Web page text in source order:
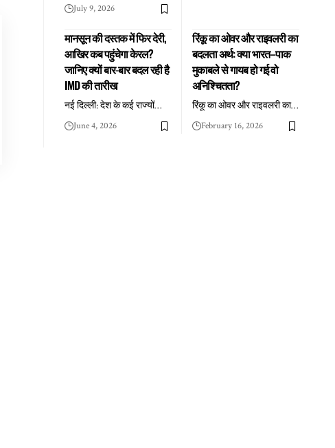
July 9, 2026
मानसून की दस्तक में फिर देरी,
आखिर कब पहुंचेगा केरल?
जानिए क्यों बार-बार बदल रही है
IMD की तारीख
नई दिल्ली: देश के कई राज्यों…
June 4, 2026
रिंकू का ओवर और राइवलरी का
बदलता अर्थ: क्या भारत–पाक
मुकाबले से गायब हो गई वो
अनिश्चितता?
रिंकू का ओवर और राइवलरी का…
February 16, 2026